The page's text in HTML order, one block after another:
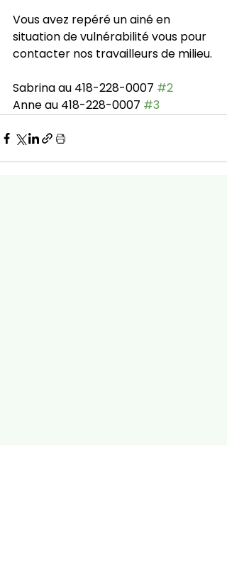
Vous avez repéré un ainé en
situation de vulnérabilité vous pour
contacter nos travailleurs de milieu.
Sabrina au 418-228-0007 #2
Anne au 418-228-0007 #3